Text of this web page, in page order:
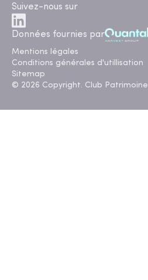
Suivez-nous sur
Données fournies par
Mentions légales
Conditions générales d'utillisation
Sitemap
© 2026 Copyright. Club Patrimoine